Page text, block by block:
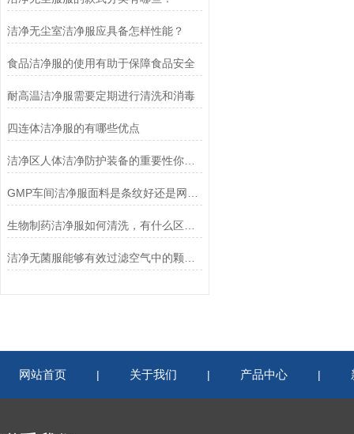
洁净无尘室洁净服应具备怎样性能？
食品洁净服的使用有助于保障食品安全
耐高温洁净服需要定期进行清洗和消毒
四连体洁净服的有哪些优点
洁净区人体洁净防护装备的重要性你知道多少？
洁净无菌服能够有效过滤空气中的颗粒物和微生物
网站首页 | 关于我们 | 产品中心 |